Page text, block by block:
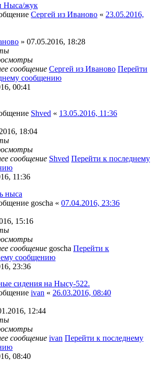
Ныса/жук
Сергей из Иваново « 23.05.2016,
» 07.05.2016, 18:28
сообщение Сергей из Иваново Перейти
сообщению
00:41
Shved « 13.05.2016, 11:36
18:04
сообщение Shved Перейти к последнему
11:36
ныса
goscha « 07.04.2016, 23:36
15:16
сообщение goscha Перейти к
сообщению
23:36
сидения на Нысу-522.
ivan « 26.03.2016, 08:40
12:44
сообщение ivan Перейти к последнему
08:40